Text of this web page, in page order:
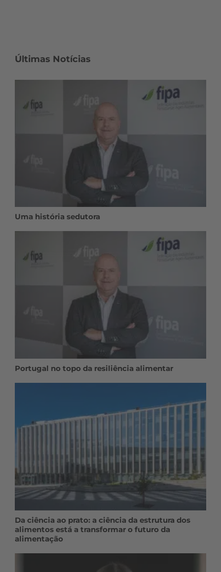
Últimas Notícias
Uma história sedutora
Portugal no topo da resiliência alimentar
Da ciência ao prato: a ciência da estrutura dos
alimentos está a transformar o futuro da
alimentação